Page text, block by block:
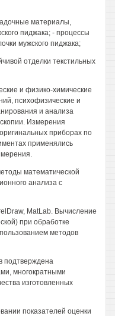
материалы,
пиджака; - процессы
мужского пиджака;
отделки текстильных
и физико-химические
психофизические и
и анализа
Измерения
приборах по
применялись
математической
анализа с
MatLab. Вычисление
при обработке
методов
подтверждена
многократными
изготовленных
показателей оценки